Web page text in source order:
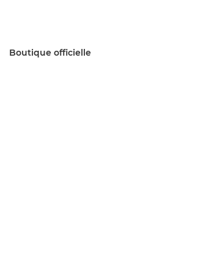
Boutique officielle